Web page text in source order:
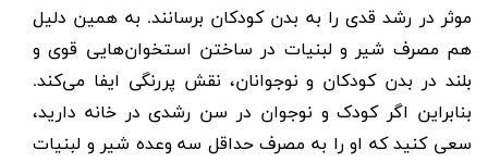
موثر در رشد قدی را به بدن کودکان برسانند. به همین دلیل
هم مصرف شیر و لبنیات در ساختن استخوان‌هایی قوی و
بلند در بدن کودکان و نوجوانان، نقش پررنگی ایفا می‌کند.
بنابراین اگر کودک و نوجوان در سن رشدی در خانه دارید،
سعی کنید که او را به مصرف حداقل سه وعده شیر و لبنیات